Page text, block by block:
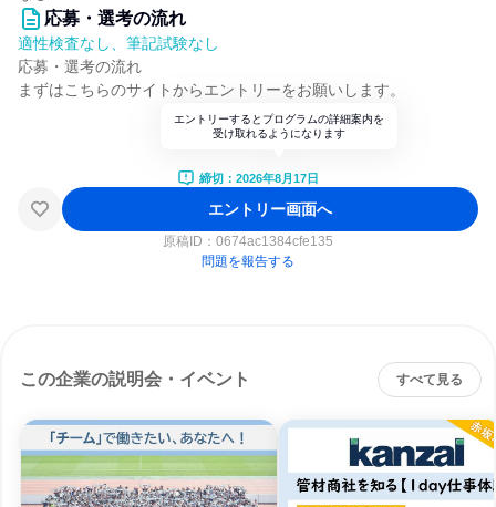
応募・選考の流れ
適性検査なし、筆記試験なし
応募・選考の流れ
まずはこちらのサイトからエントリーをお願いします。
エントリーするとプログラムの詳細案内を
受け取れるようになります
締切：2026年8月17日
エントリー画面へ
原稿ID： 0674ac1384cfe135
問題を報告する
この企業の説明会・イベント すべて見る